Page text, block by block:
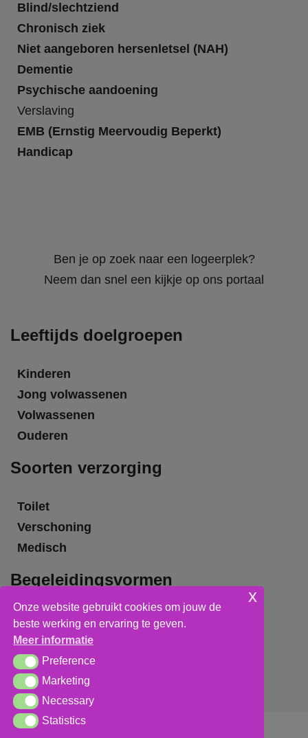
Blind/slechtziend
Chronisch ziek
Niet aangeboren hersenletsel (NAH)
Dementie
Psychische aandoening
Verslaving
EMB (Ernstig Meervoudig Beperkt)
Handicap
Ben je op zoek naar een logeerplek?
Neem dan snel een kijkje op ons portaal
Leeftijds doelgroepen
Kinderen
Jong volwassenen
Volwassenen
Ouderen
Soorten verzorging
Toilet
Verschoning
Medisch
Begeleidingsvormen
Grote groepsbegeleiding
Kleine groepsbegeleiding
Individuele begeleiding
Onze website gebruikt cookies om jouw de
beste werking en ervaring te geven.
Meer informatie
PreferencePreference
MarketingMarketing
NecessaryNecessary
StatisticsStatistics
x